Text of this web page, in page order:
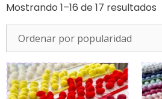
Mostrando 1–16 de 17 resultados